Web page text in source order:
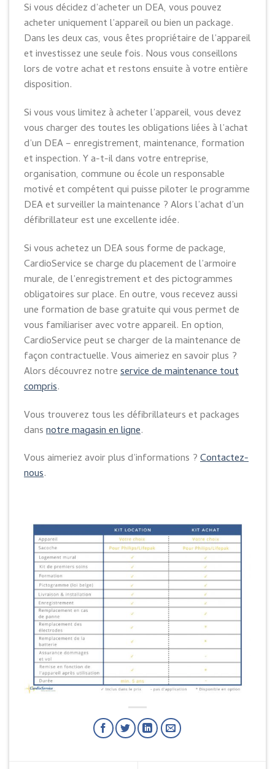
Si vous décidez d’acheter un DEA, vous pouvez
acheter uniquement l’appareil ou bien un package.
Dans les deux cas, vous êtes propriétaire de l’appareil
et investissez une seule fois. Nous vous conseillons
lors de votre achat et restons ensuite à votre entière
disposition.
Si vous vous limitez à acheter l’appareil, vous devez
vous charger des toutes les obligations liées à l’achat
d’un DEA – enregistrement, maintenance, formation
et inspection. Y a-t-il dans votre entreprise,
organisation, commune ou école un responsable
motivé et compétent qui puisse piloter le programme
DEA et surveiller la maintenance ? Alors l’achat d’un
défibrillateur est une excellente idée.
Si vous achetez un DEA sous forme de package,
CardioService se charge du placement de l’armoire
murale, de l’enregistrement et des pictogrammes
obligatoires sur place. En outre, vous recevez aussi
une formation de base gratuite qui vous permet de
vous familiariser avec votre appareil. En option,
CardioService peut se charger de la maintenance de
façon contractuelle. Vous aimeriez en savoir plus ?
Alors découvrez notreservice de maintenance tout
compris.
Vous trouverez tous les défibrillateurs et packages
dansnotre magasin en ligne.
Vous aimeriez avoir plus d’informations ?Contactez-
nous.